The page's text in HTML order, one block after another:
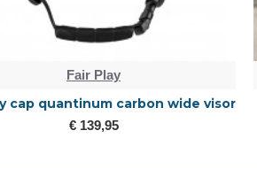
Fair Play
cap quantinum carbon wide visor
€ 139,95